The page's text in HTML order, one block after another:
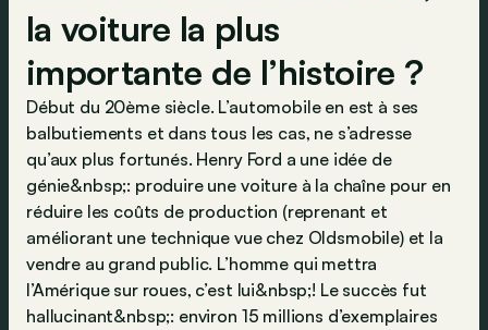
la voiture la plus
importante de l’histoire ?
Début du 20ème siècle. L’automobile en est à ses
balbutiements et dans tous les cas, ne s’adresse
qu’aux plus fortunés. Henry Ford a une idée de
génie&nbsp;: produire une voiture à la chaîne pour en
réduire les coûts de production (reprenant et
améliorant une technique vue chez Oldsmobile) et la
vendre au grand public. L’homme qui mettra
l’Amérique sur roues, c’est lui&nbsp;! Le succès fut
hallucinant&nbsp;: environ 15 millions d’exemplaires